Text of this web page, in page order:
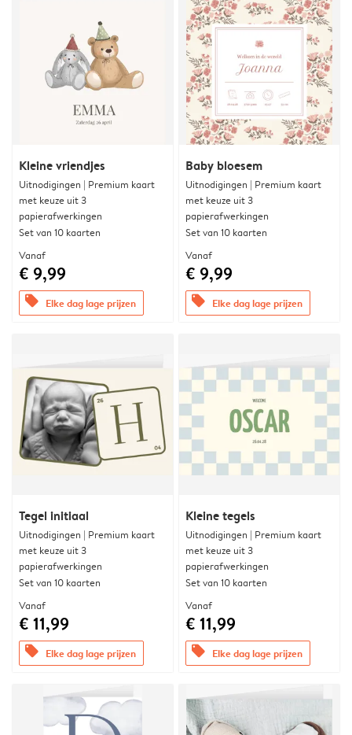
Kleine vriendjes
Uitnodigingen | Premium kaart
met keuze uit 3
papierafwerkingen
Set van 10 kaarten
Vanaf
€ 9,99
offers Elke dag lage prijzen
Baby bloesem
Uitnodigingen | Premium kaart
met keuze uit 3
papierafwerkingen
Set van 10 kaarten
Vanaf
€ 9,99
offers Elke dag lage prijzen
Tegel initiaal
Uitnodigingen | Premium kaart
met keuze uit 3
papierafwerkingen
Set van 10 kaarten
Vanaf
€ 11,99
offers Elke dag lage prijzen
Kleine tegels
Uitnodigingen | Premium kaart
met keuze uit 3
papierafwerkingen
Set van 10 kaarten
Vanaf
€ 11,99
offers Elke dag lage prijzen